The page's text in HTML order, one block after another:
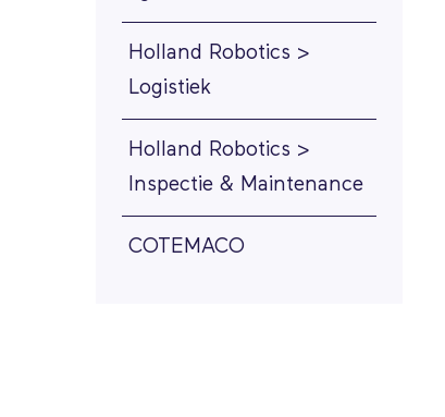
Holland Robotics >
Logistiek
Holland Robotics >
Inspectie & Maintenance
COTEMACO